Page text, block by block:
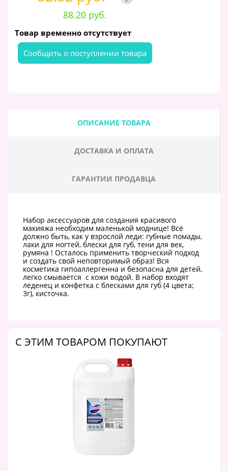
88.20 руб.
Товар временно отсутствует
Cообщить о поступлении товара
ОПИСАНИЕ ТОВАРА
ДОСТАВКА И ОПЛАТА
ГАРАНТИИ ПРОДАВЦА
Набор аксессуаров для создания красивого
макияжа необходим маленькой моднице! Всё
должно быть, как у взрослой леди: губные помады,
лаки для ногтей, блески для губ, тени для век,
румяна ! Осталось применить творческий подход
и создать свой неповторимый образ! Вся
косметика гипоаллергенна и безопасна для детей,
легко смывается с кожи водой. В набор входят
леденец и конфетка с блесками для губ (4 цвета;
3г), кисточка.
C ЭТИМ ТОВАРОМ ПОКУПАЮТ